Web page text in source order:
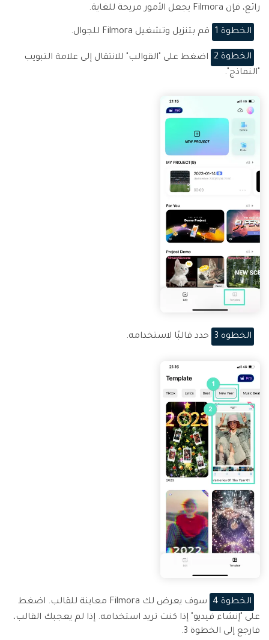
رائع، فإن Filmora يجعل الأمور مريحة للغاية.
الخطوة 1 قم بتنزيل وتشغيل Filmora للجوال.
الخطوة 2
اضغط على "القوالب" للانتقال إلى علامة التبويب
"النماذج".
الخطوه 3 حدد قالبًا لاستخدامه.
الخطوة 4
سوف يعرض لك Filmora معاينة للقالب. اضغط
على "إنشاء فيديو" إذا كنت تريد استخدامه. إذا لم يعجبك القالب،
فارجع إلى الخطوة 3.